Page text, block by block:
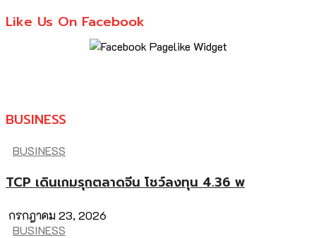
Like Us On Facebook
BUSINESS
BUSINESS
TCP เดินเกมรุกตลาดจีน โชว์ลงทุน 4.36 พ
กรกฎาคม 23, 2026
BUSINESS